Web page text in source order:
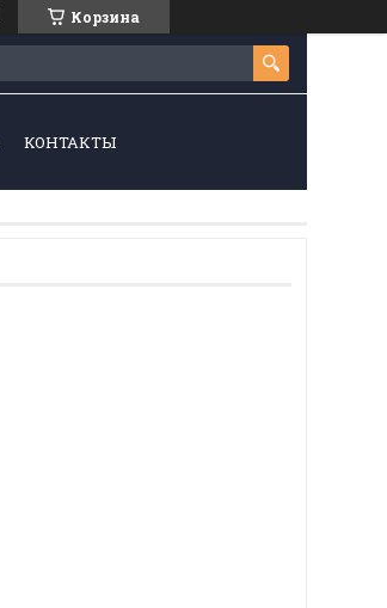
Корзина
КОНТАКТЫ